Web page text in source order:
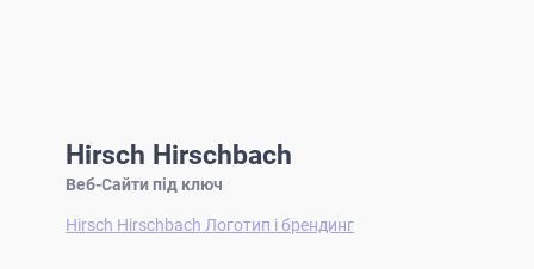
Hirsch Hirschbach
Веб-Сайти під ключ
Hirsch Hirschbach Логотип і брендинг